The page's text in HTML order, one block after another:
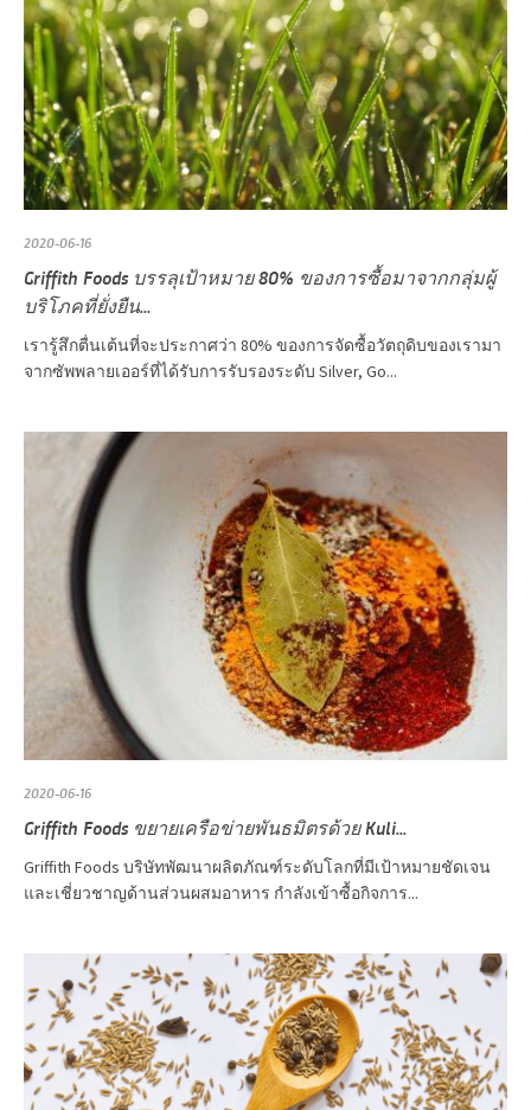
2020-06-16
Griffith Foods บรรลุเป้าหมาย 80% ของการซื้อมาจากกลุ่มผู้
บริโภคที่ยั่งยืน...
เรารู้สึกตื่นเต้นที่จะประกาศว่า 80% ของการจัดซื้อวัตถุดิบของเรามา
จากซัพพลายเออร์ที่ได้รับการรับรองระดับ Silver, Go...
2020-06-16
Griffith Foods ขยายเครือข่ายพันธมิตรด้วย Kuli...
Griffith Foods บริษัทพัฒนาผลิตภัณฑ์ระดับโลกที่มีเป้าหมายชัดเจน
และเชี่ยวชาญด้านส่วนผสมอาหาร กำลังเข้าซื้อกิจการ...